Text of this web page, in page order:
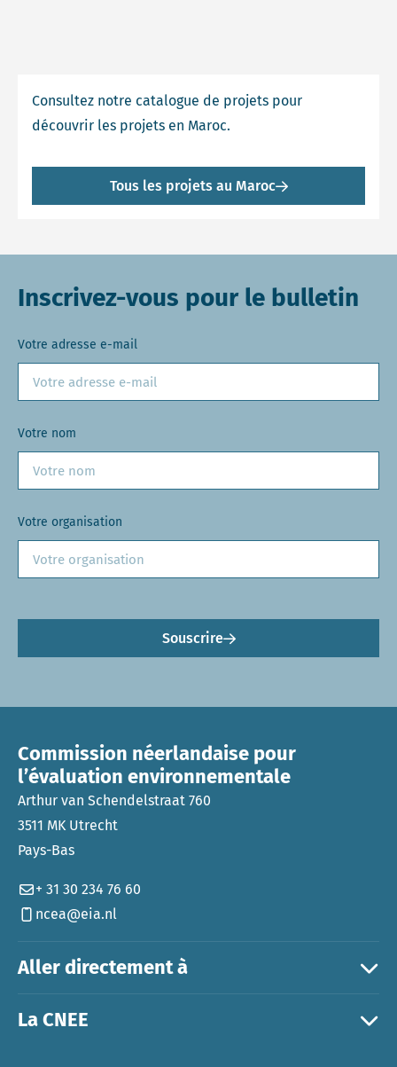
Consultez notre catalogue de projets pour
découvrir les projets en Maroc.
Tous les projets au Maroc
Inscrivez-vous pour le bulletin
Votre adresse e-mail
Votre nom
Votre organisation
Souscrire
Aller directement à
La CNEE
Commission néerlandaise pour
l’évaluation environnementale
Arthur van Schendelstraat 760
3511 MK Utrecht
Pays-Bas
+ 31 30 234 76 60
ncea@eia.nl